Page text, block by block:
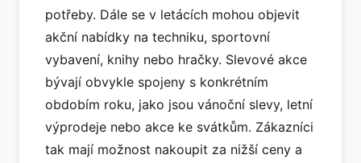
potřeby. Dále se v letácích mohou objevit
akční nabídky na techniku, sportovní
vybavení, knihy nebo hračky. Slevové akce
bývají obvykle spojeny s konkrétním
obdobím roku, jako jsou vánoční slevy, letní
výprodeje nebo akce ke svátkům. Zákazníci
tak mají možnost nakoupit za nižší ceny a